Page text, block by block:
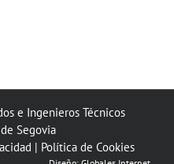
e Ingenieros Técnicos
Segovia
| Política de Cookies